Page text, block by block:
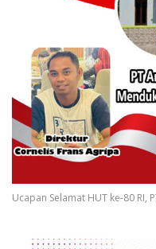
Ucapan Selamat HUT ke-80 RI,